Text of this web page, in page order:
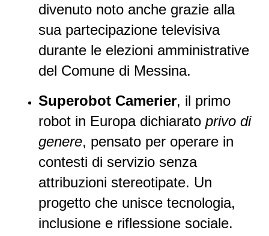
divenuto noto anche grazie alla
sua partecipazione televisiva
durante le elezioni amministrative
del Comune di Messina.
Superobot Camerier, il primo
robot in Europa dichiarato privo di
genere, pensato per operare in
contesti di servizio senza
attribuzioni stereotipate. Un
progetto che unisce tecnologia,
inclusione e riflessione sociale.